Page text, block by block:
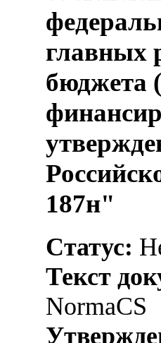
главных
бюджета
187н"
Статус:
Текст
NormaCS